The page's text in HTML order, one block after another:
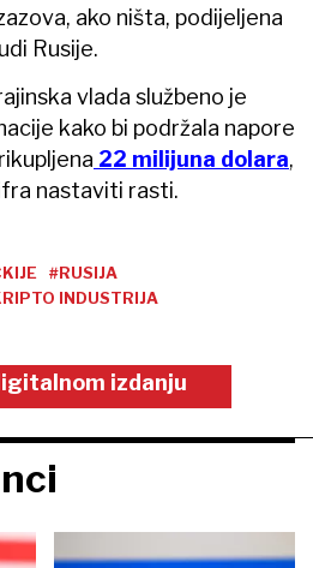
ako ništa, podijeljena
Rusije.
vlada službeno je
kako bi podržala napore
22 milijuna dolara,
nastaviti rasti.
#RUSIJA
INDUSTRIJA
izdanju